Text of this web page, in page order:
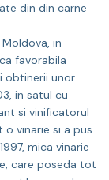
din din carne
in
favorabila
obtinerii unor
in satul cu
si vinificatorul
o vinarie si a pus
mica vinarie
care poseda tot